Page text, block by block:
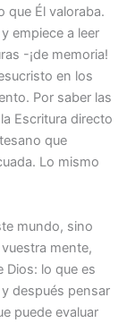
que Él valoraba.
empiece a leer
-¡de memoria!
en los
Por saber las
Escritura directo
que
Lo mismo
mundo, sino
mente,
Dios: lo que es
después pensar
puede evaluar